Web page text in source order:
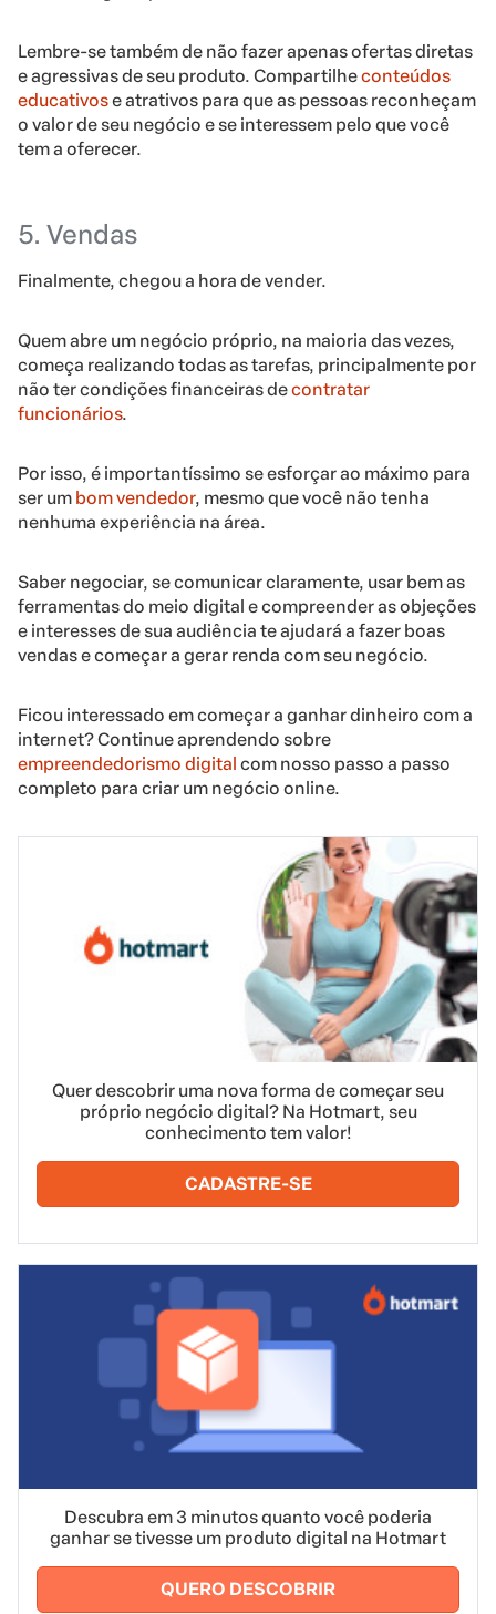
Lembre-se também de não fazer apenas ofertas diretas
e agressivas de seu produto. Compartilheconteúdos
educativose atrativos para que as pessoas reconheçam
o valor de seu negócio e se interessem pelo que você
tem a oferecer.
5. Vendas
Finalmente, chegou a hora de vender.
Quem abre um negócio próprio, na maioria das vezes,
começa realizando todas as tarefas, principalmente por
não ter condições financeiras decontratar
funcionários.
Por isso, é importantíssimo se esforçar ao máximo para
ser um bom vendedor, mesmo que você não tenha
nenhuma experiência na área.
Saber negociar, se comunicar claramente, usar bem as
ferramentas do meio digital e compreender as objeções
e interesses de sua audiência te ajudará a fazer boas
vendas e começar a gerar renda com seu negócio.
Ficou interessado em começar a ganhar dinheiro com a
internet? Continue aprendendo sobre
empreendedorismo digital com nosso passo a passo
completo para criar um negócio online.
Quer descobrir uma nova forma de começar seu
próprio negócio digital? Na Hotmart, seu
conhecimento tem valor!
CADASTRE-SE
Descubra em 3 minutos quanto você poderia
ganhar se tivesse um produto digital na Hotmart
QUERO DESCOBRIR